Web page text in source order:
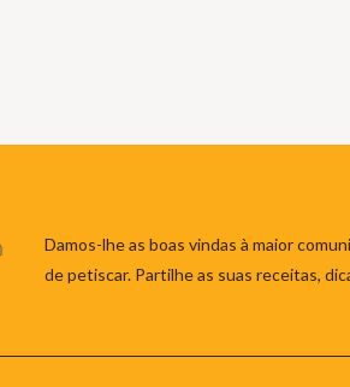
Damos-lhe as boas vindas à maior
de petiscar. Partilhe as suas receitas,